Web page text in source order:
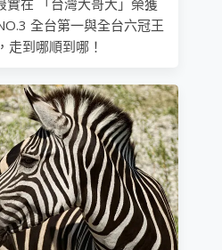
實在 「台灣大哥大」榮獲
全台第一與全台六冠王
走到哪順到哪！